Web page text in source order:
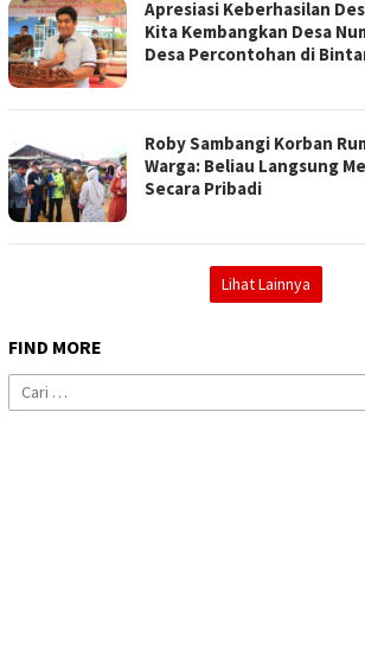
Apresiasi Keberhasilan
Kita Kembangkan Desa
Desa Percontohan di
Roby Sambangi Korban
Warga: Beliau Langsung
Secara Pribadi
Lihat Lainnya
FIND MORE
Cari
untuk: